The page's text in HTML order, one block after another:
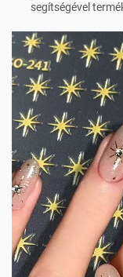
segítségével